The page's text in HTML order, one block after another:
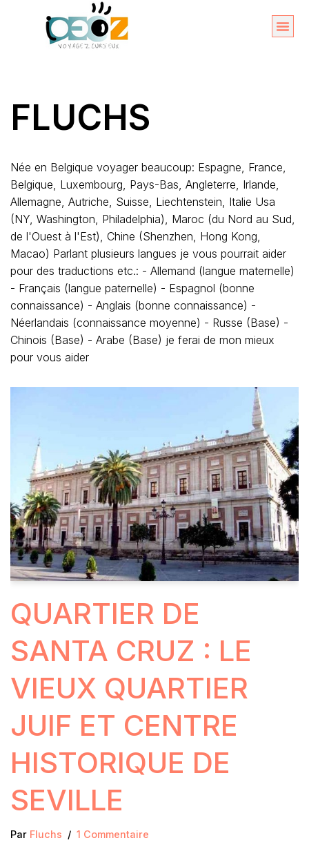
FLUCHS
Née en Belgique voyager beaucoup: Espagne, France,
Belgique, Luxembourg, Pays-Bas, Angleterre, Irlande,
Allemagne, Autriche, Suisse, Liechtenstein, Italie Usa
(NY, Washington, Philadelphia), Maroc (du Nord au Sud,
de l'Ouest à l'Est), Chine (Shenzhen, Hong Kong,
Macao) Parlant plusieurs langues je vous pourrait aider
pour des traductions etc.: - Allemand (langue maternelle)
- Français (langue paternelle) - Espagnol (bonne
connaissance) - Anglais (bonne connaissance) -
Néerlandais (connaissance moyenne) - Russe (Base) -
Chinois (Base) - Arabe (Base) je ferai de mon mieux
pour vous aider
QUARTIER DE
SANTA CRUZ : LE
VIEUX QUARTIER
JUIF ET CENTRE
HISTORIQUE DE
SEVILLE
Par Fluchs 1 Commentaire